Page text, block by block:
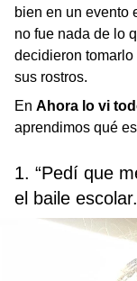
bien en un evento
no fue nada de lo
decidieron
sus rostros.
En Ahora lo vi
aprendimos qué
1. “Pedí que
el baile